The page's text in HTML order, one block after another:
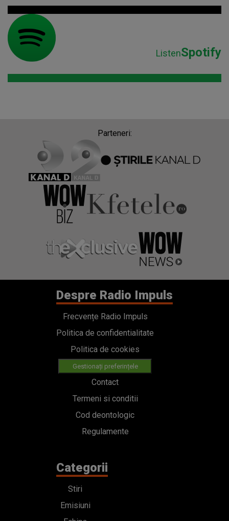
ListenSpotify
Parteneri:
Despre Radio Impuls
Frecvențe Radio Impuls
Politica de confidentialitate
Politica de cookies
Gestionați preferințele
Contact
Termeni si conditii
Cod deontologic
Regulamente
Categorii
Stiri
Emisiuni